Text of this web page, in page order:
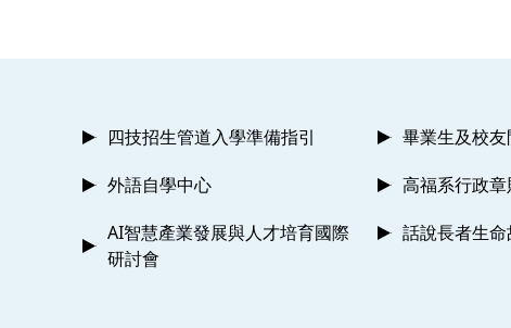
四技招生管道入學準備指引 畢業生及校
外語自學中心 高福系行政章
AI智慧產業發展與人才培育國際
研討會
話說長者生